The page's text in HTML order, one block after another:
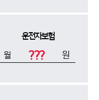
운전자보험
월 ??? 원